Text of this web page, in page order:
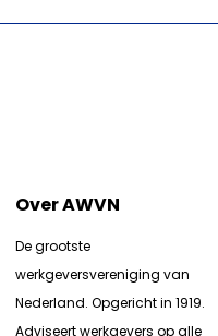
Over AWVN
De grootste
werkgeversvereniging van
Nederland. Opgericht in 1919.
Adviseert werkgevers op alle